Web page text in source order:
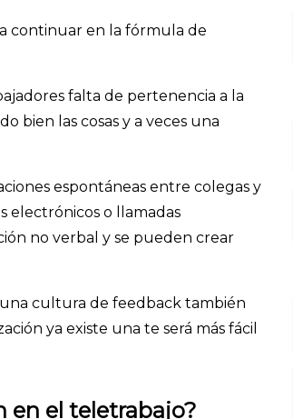
continuar en la fórmula de
falta de pertenencia a la
bien las cosas y a veces una
espontáneas entre colegas y
electrónicos o llamadas
no verbal y se pueden crear
cultura de feedback también
ya existe una te será más fácil
en el teletrabajo?